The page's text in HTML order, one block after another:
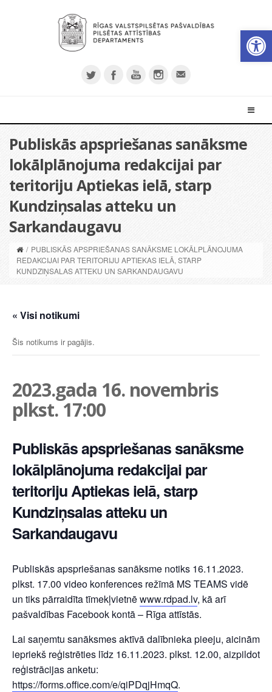
Publiskās apspriešanas sanāksme
lokālplānojuma redakcijai par
teritoriju Aptiekas ielā, starp
Kundziņsalas atteku un
Sarkandaugavu
/ PUBLISKĀS APSPRIEŠANAS SANĀKSME LOKĀLPLĀNOJUMA
REDAKCIJAI PAR TERITORIJU APTIEKAS IELĀ, STARP
KUNDZIŅSALAS ATTEKU UN SARKANDAUGAVU
« Visi notikumi
Šis notikums ir pagājis.
2023.gada 16. novembris
plkst. 17:00
Publiskās apspriešanas sanāksme
lokālplānojuma redakcijai par
teritoriju Aptiekas ielā, starp
Kundziņsalas atteku un
Sarkandaugavu
Publiskās apspriešanas sanāksme notiks 16.11.2023.
plkst. 17.00 video konferences režīmā MS TEAMS vidē
un tiks pārraidīta tīmekļvietnēwww.rdpad.lv, kā arī
pašvaldības Facebook kontā – Rīga attīstās.
Lai saņemtu sanāksmes aktīvā dalībnieka pieeju, aicinām
iepriekš reģistrēties līdz 16.11.2023. plkst. 12.00, aizpildot
reģistrācijas anketu:
https://forms.office.com/e/qiPDqjHmqQ.